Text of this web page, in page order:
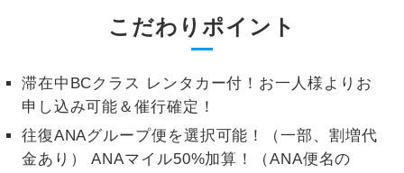
こだわりポイント
滞在中BCクラス レンタカー付！お一人様よりお
申し込み可能＆催行確定！
往復ANAグループ便を選択可能！（一部、割増代
金あり） ANAマイル50%加算！（ANA便名の
1名様催行
す。
2名様催行
す。
おひとり様参
加限定
おひとり様限定でご参加いただけるコー
スです。